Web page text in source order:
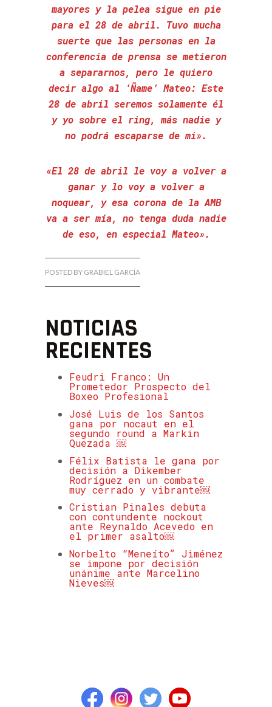
mayores y la pelea sigue en pie
para el 28 de abril. Tuvo mucha
suerte que las personas en la
conferencia de prensa se metieron
a separarnos, pero le quiero
decir algo al ‘Ñame’ Mateo: Este
28 de abril seremos solamente él
y yo sobre el ring, más nadie y
no podrá escaparse de mi».
«El 28 de abril le voy a volver a
ganar y lo voy a volver a
noquear, y esa corona de la AMB
va a ser mía, no tenga duda nadie
de eso, en especial Mateo».
POSTED BY GRABIEL GARCÍA
NOTICIAS
RECIENTES
Feudri Franco: Un
Prometedor Prospecto del
Boxeo Profesional
José Luis de los Santos
gana por nocaut en el
segundo round a Markin
Quezada ￼
Félix Batista le gana por
decisión a Dikember
Rodríguez en un combate
muy cerrado y vibrante￼
Cristian Pinales debuta
con contundente nockout
ante Reynaldo Acevedo en
el primer asalto￼
Norbelto “Meneíto” Jiménez
se impone por decisión
unánime ante Marcelino
Nieves￼